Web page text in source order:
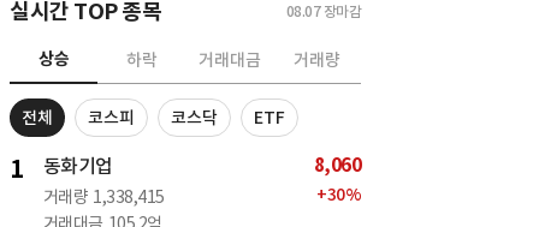
실시간 TOP 종목 08.07 장마감
상승 하락 거래대금 거래량
전체 코스피 코스닥 ETF
1 동화기업
거래량 1,338,415
8,060
+30%